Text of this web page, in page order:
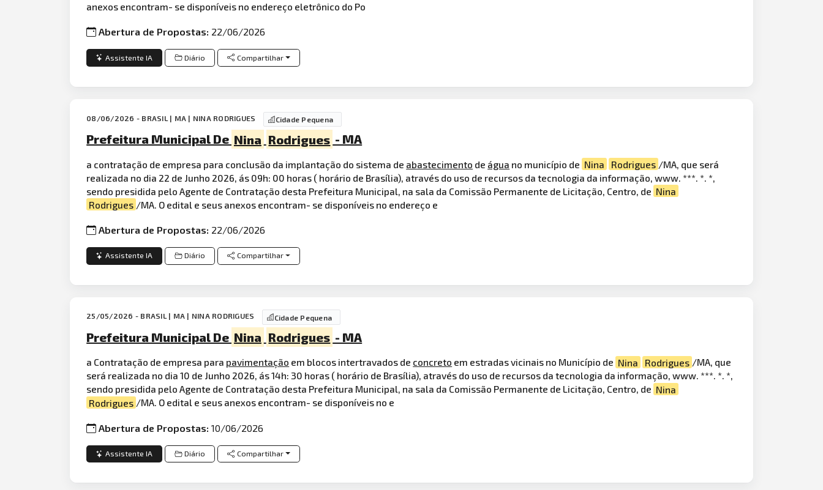
anexos encontram- se disponíveis no endereço eletrônico do Po
Abertura de Propostas: 22/06/2026
Assistente IA Diário Compartilhar
08/06/2026 - BRASIL | MA | NINA RODRIGUES Cidade Pequena
Prefeitura Municipal De Nina Rodrigues - MA
a contratação de empresa para conclusão da implantação do sistema de abastecimento de água no município de Nina Rodrigues /MA, que será
realizada no dia 22 de Junho 2026, ás 09h: 00 horas ( horário de Brasília), através do uso de recursos da tecnologia da informação, www. ***. *. *,
sendo presidida pelo Agente de Contratação desta Prefeitura Municipal, na sala da Comissão Permanente de Licitação, Centro, de Nina
Rodrigues /MA. O edital e seus anexos encontram- se disponíveis no endereço e
Abertura de Propostas: 22/06/2026
Assistente IA Diário Compartilhar
25/05/2026 - BRASIL | MA | NINA RODRIGUES Cidade Pequena
Prefeitura Municipal De Nina Rodrigues - MA
a Contratação de empresa para pavimentação em blocos intertravados de concreto em estradas vicinais no Município de Nina Rodrigues /MA, que
será realizada no dia 10 de Junho 2026, ás 14h: 30 horas ( horário de Brasília), através do uso de recursos da tecnologia da informação, www. ***. *. *,
sendo presidida pelo Agente de Contratação desta Prefeitura Municipal, na sala da Comissão Permanente de Licitação, Centro, de Nina
Rodrigues /MA. O edital e seus anexos encontram- se disponíveis no e
Abertura de Propostas:10/06/2026
Assistente IA Diário Compartilhar